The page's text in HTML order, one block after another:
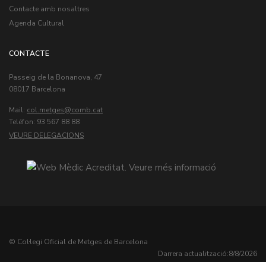
Contacte amb nosaltres
Agenda Cultural
CONTACTE
Passeig de la Bonanova, 47
08017 Barcelona
Mail: col.metges
Teléfon: 93 567 88 88
VEURE DELEGACIONS
© Col·legi Oficial de Metges de Barcelona
Darrera actualització:8/8/2026